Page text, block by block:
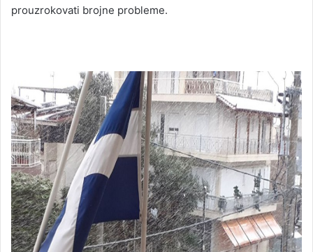
prouzrokovati brojne probleme.